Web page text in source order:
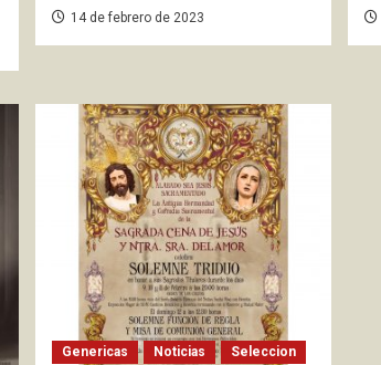
14 de febrero de 2023
Genericas Noticias Seleccion